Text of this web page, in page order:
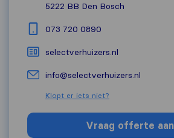
5222 BB Den Bosch
073 720 0890
selectverhuizers.nl
info@selectverhuizers.nl
Klopt er iets niet?
Vraag offerte aan